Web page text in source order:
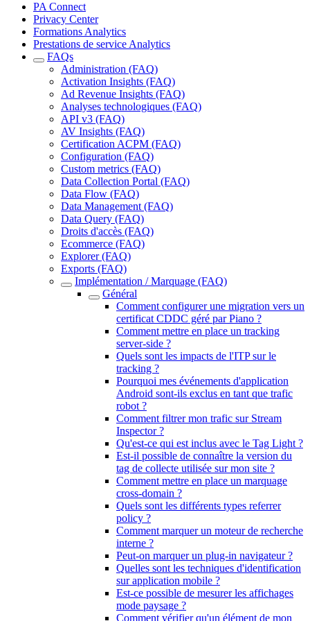
PA Connect
Privacy Center
Formations Analytics
Prestations de service Analytics
FAQs
Administration (FAQ)
Activation Insights (FAQ)
Ad Revenue Insights (FAQ)
Analyses technologiques (FAQ)
API v3 (FAQ)
AV Insights (FAQ)
Certification ACPM (FAQ)
Configuration (FAQ)
Custom metrics (FAQ)
Data Collection Portal (FAQ)
Data Flow (FAQ)
Data Management (FAQ)
Data Query (FAQ)
Droits d'accès (FAQ)
Ecommerce (FAQ)
Explorer (FAQ)
Exports (FAQ)
Implémentation / Marquage (FAQ)
Général
Comment configurer une migration vers un
certificat CDDC géré par Piano ?
Comment mettre en place un tracking
server-side ?
Quels sont les impacts de l'ITP sur le
tracking ?
Pourquoi mes événements d'application
Android sont-ils exclus en tant que trafic
robot ?
Comment filtrer mon trafic sur Stream
Inspector ?
Qu'est-ce qui est inclus avec le Tag Light ?
Est-il possible de connaître la version du
tag de collecte utilisée sur mon site ?
Comment mettre en place un marquage
cross-domain ?
Quels sont les différents types referrer
policy ?
Comment marquer un moteur de recherche
interne ?
Peut-on marquer un plug-in navigateur ?
Quelles sont les techniques d'identification
sur application mobile ?
Est-ce possible de mesurer les affichages
mode paysage ?
Comment vérifier qu'un élément de mon